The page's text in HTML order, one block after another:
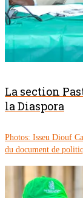
La section
la Diaspora
Photos: Isseu Diouf
du document de